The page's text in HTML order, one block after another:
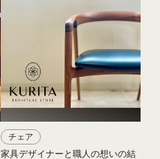
チェア
家具デザイナーと職人の想いの結